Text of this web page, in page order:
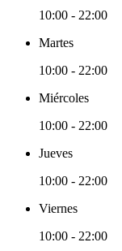
10:00 - 22:00
Martes
10:00 - 22:00
Miércoles
10:00 - 22:00
Jueves
10:00 - 22:00
Viernes
10:00 - 22:00